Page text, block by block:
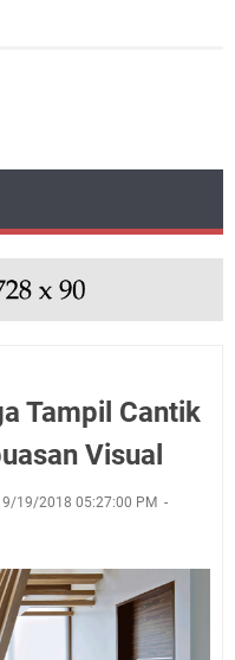
Tampil Cantik
Visual
9/19/2018 05:27:00 PM